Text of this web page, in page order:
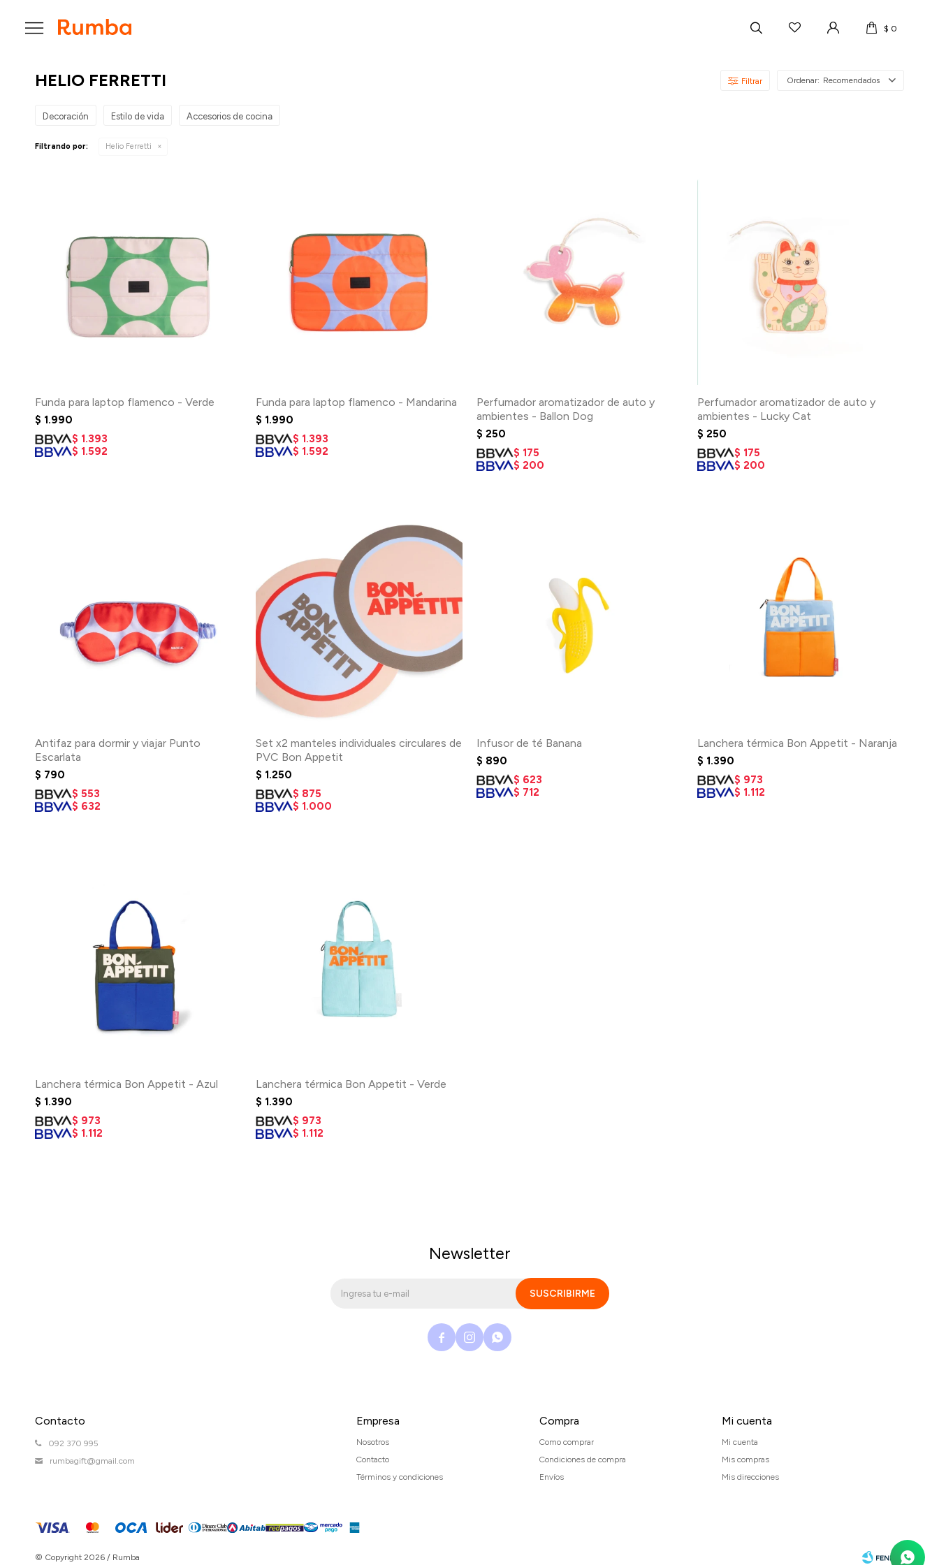
$ 0

HELIO FERRETTI Recomendados
Decoración Estilo de vida Accesorios de cocina
Filtrando por: Helio Ferretti
Funda para laptop flamenco - Verde
$ 1.990
$ 1.393
$ 1.592
Funda para laptop flamenco - Mandarina
$ 1.990
$ 1.393
$ 1.592
Perfumador aromatizador de auto y
ambientes - Ballon Dog
$ 250
$ 175
$ 200
Perfumador aromatizador de auto y
ambientes - Lucky Cat
$ 250
$ 175
$ 200
Antifaz para dormir y viajar Punto
Escarlata
$ 790
$ 553
$ 632
Set x2 manteles individuales circulares de
PVC Bon Appetit
$ 1.250
$ 875
$ 1.000
Infusor de té Banana
$ 890
$ 623
$ 712
Lanchera térmica Bon Appetit - Naranja
$ 1.390
$ 973
$ 1.112
Lanchera térmica Bon Appetit - Azul
$ 1.390
$ 973
$ 1.112
Lanchera térmica Bon Appetit - Verde
$ 1.390
$ 973
$ 1.112
Contacto
092 370 995
rumbagift@gmail.com
Empresa
Nosotros
Contacto
Términos y condiciones
Compra
Como comprar
Condiciones de compra
Envíos
Mi cuenta
Mi cuenta
Mis compras
Mis direcciones
Newsletter
SUSCRIBIRME
  
© Copyright 2026 / Rumba